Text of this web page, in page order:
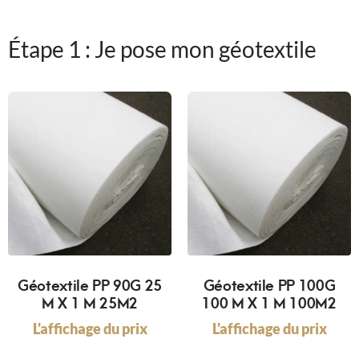
Étape 1 : Je pose mon géotextile
Géotextile PP 90G 25
M X 1 M 25M2
L'affichage du prix
Géotextile PP 100G
100 M X 1 M 100M2
L'affichage du prix